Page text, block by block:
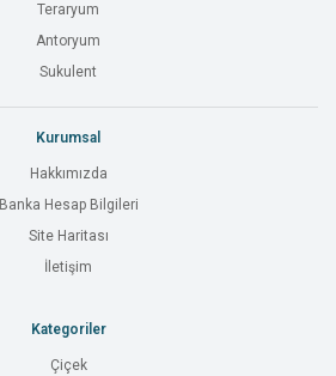
Teraryum
Antoryum
Sukulent
Kurumsal
Hakkımızda
Banka Hesap Bilgileri
Site Haritası
İletişim
Kategoriler
Çiçek